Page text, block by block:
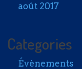
août 2017
Categories
Évènements